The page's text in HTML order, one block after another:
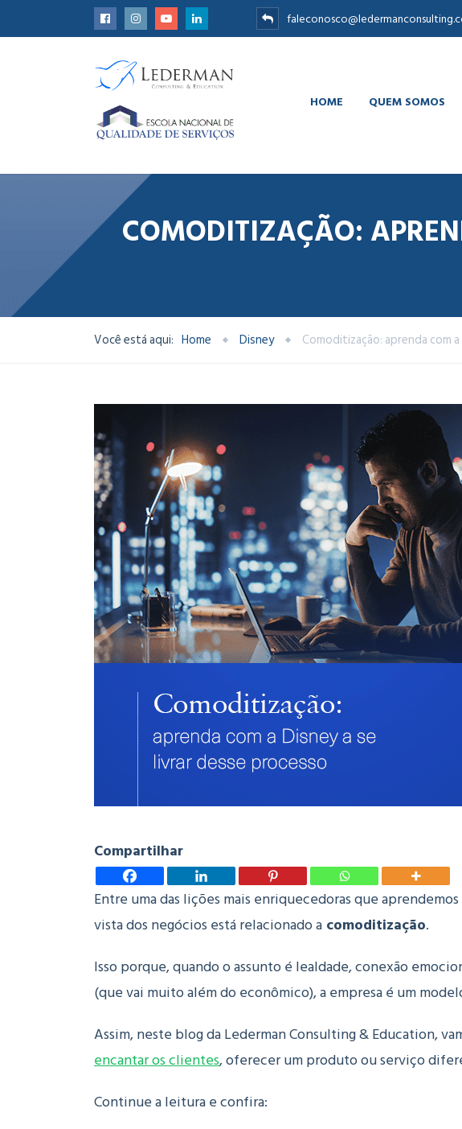
HOME QUEM SOMOS
COMODITIZAÇÃO:
Você está aqui: Home Disney Comoditização: aprenda com
Compartilhar
Entre uma das lições mais enriquecedoras que
vista dos negócios está relacionado a comoditização.
Isso porque, quando o assunto é lealdade, conexão
(que vai muito além do econômico), a empresa é um
Assim, neste blog da Lederman Consulting & Education,
encantar os clientes, oferecer um produto ou serviço
Continue a leitura e confira: